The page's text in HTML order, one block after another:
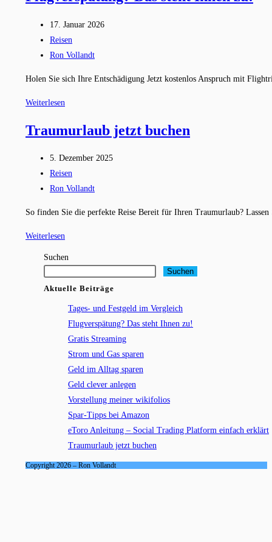
Beitrag
veröffentlicht:
17. Januar 2026
Beitrags-
Kategorie:
Reisen
Beitrags-
Ron Vollandt
Holen Sie sich Ihre Entschädigung Jetzt kostenlos Anspruch mit
Weiterlesen
steht
zu!
Traumurlaub jetzt buchen
Beitrag
veröffentlicht:
5. Dezember 2025
Beitrags-
Kategorie:
Reisen
Beitrags-
Ron Vollandt
So finden Sie die perfekte Reise Bereit für Ihren Traumurlaub?
Weiterlesen
buchen
Suchen
Suchen
Aktuelle Beiträge
Tages- und Festgeld im Vergleich
Flugverspätung? Das steht Ihnen zu!
Gratis Streaming
Strom und Gas sparen
Geld im Alltag sparen
Geld clever anlegen
Vorstellung meiner wikifolios
Spar-Tipps bei Amazon
eToro Anleitung – Social Trading Platform einfach erklärt
Traumurlaub jetzt buchen
Copyright 2026 – Ron Vollandt